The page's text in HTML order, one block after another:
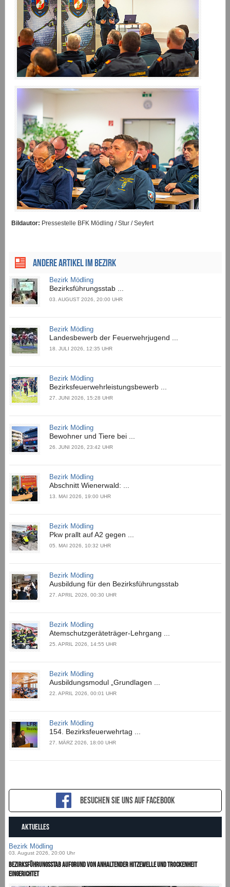
Bildautor: Pressestelle BFK Mödling / Stur / Seyfert
ANDERE ARTIKEL IM BEZIRK
Bezirk Mödling
Bezirksführungsstab ...
03. AUGUST 2026, 20:00 UHR
Bezirk Mödling
Landesbewerb der Feuerwehrjugend ...
18. JULI 2026, 12:35 UHR
Bezirk Mödling
Bezirksfeuerwehrleistungsbewerb ...
27. JUNI 2026, 15:28 UHR
Bezirk Mödling
Bewohner und Tiere bei ...
26. JUNI 2026, 23:42 UHR
Bezirk Mödling
Abschnitt Wienerwald: ...
13. MAI 2026, 19:00 UHR
Bezirk Mödling
Pkw prallt auf A2 gegen ...
05. MAI 2026, 10:32 UHR
Bezirk Mödling
Ausbildung für den Bezirksführungsstab
27. APRIL 2026, 00:30 UHR
Bezirk Mödling
Atemschutzgeräteträger-Lehrgang ...
25. APRIL 2026, 14:55 UHR
Bezirk Mödling
Ausbildungsmodul „Grundlagen ...
22. APRIL 2026, 00:01 UHR
Bezirk Mödling
154. Bezirksfeuerwehrtag ...
27. MÄRZ 2026, 18:00 UHR
Besuchen sie uns auf Facebook
AKTUELLES
Bezirk Mödling
03. August 2026, 20:00 Uhr
Bezirksführungsstab aufgrund von anhaltender Hitzewelle und Trockenheit
eingerichtet